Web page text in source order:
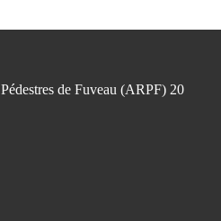
de Fuveau (ARPF) 20